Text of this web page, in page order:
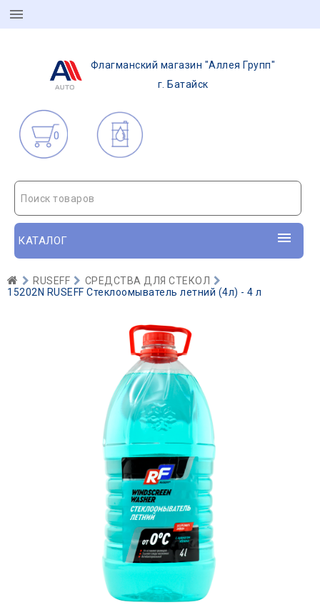
Флагманский магазин "Аллея Групп"
г. Батайск
0
Поиск товаров
КАТАЛОГ
RUSEFF
СРЕДСТВА ДЛЯ СТЕКОЛ
15202N RUSEFF Стеклоомыватель летний (4л) - 4 л